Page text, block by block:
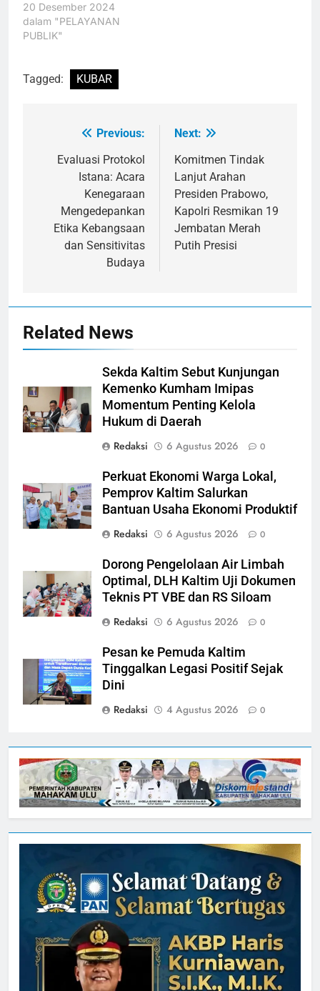
20 Desember 2024
dalam "PELAYANAN
PUBLIK"
Tagged: KUBAR
Navigasi
pos
Previous:
Evaluasi Protokol
Istana: Acara
Kenegaraan
Mengedepankan
Etika Kebangsaan
dan Sensitivitas
Budaya
Next:
Komitmen Tindak
Lanjut Arahan
Presiden Prabowo,
Kapolri Resmikan 19
Jembatan Merah
Putih Presisi
Related News
Sekda Kaltim Sebut Kunjungan
Kemenko Kumham Imipas
Momentum Penting Kelola
Hukum di Daerah
Redaksi
6 Agustus 2026 0
Perkuat Ekonomi Warga Lokal,
Pemprov Kaltim Salurkan
Bantuan Usaha Ekonomi Produktif
Redaksi
6 Agustus 2026 0
Dorong Pengelolaan Air Limbah
Optimal, DLH Kaltim Uji Dokumen
Teknis PT VBE dan RS Siloam
Redaksi
6 Agustus 2026 0
Pesan ke Pemuda Kaltim
Tinggalkan Legasi Positif Sejak
Dini
Redaksi
4 Agustus 2026 0